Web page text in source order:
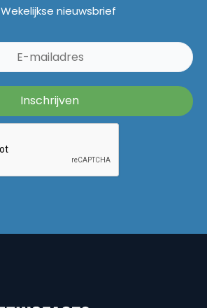
Wekelijkse nieuwsbrief